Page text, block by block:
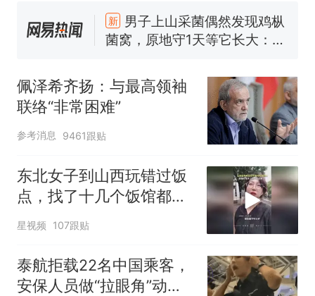
了140多朵
制裁瓜子饺子，美国怕什么？
回大海 目击者直呼震惊 （视频
来源：参考消息）
笔试第一被第二名传话劝弃考
惊艳！字都飘起来了 博主在田
3D！
热
费大厨“全国小炒肉大王”称
号，仅凭视频评出？中国烹饪
佩泽希齐扬：与最高领袖
联络“非常困难”
参考消息 9461跟贴
东北女子到山西玩错过饭
点，找了十几个饭馆都没
开门：午休到几点
星视频 107跟贴
泰航拒载22名中国乘客，
安保人员做“拉眼角”动